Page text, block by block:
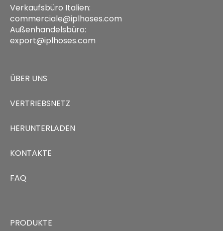
Verkaufsbüro Italien:
commerciale@iplhoses.com
Außenhandelsbüro:
export@iplhoses.com
ÜBER UNS
VERTRIEBSNETZ
HERUNTERLADEN
KONTAKTE
FAQ
PRODUKTE